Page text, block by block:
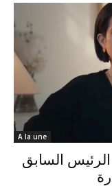
A la une
السابق